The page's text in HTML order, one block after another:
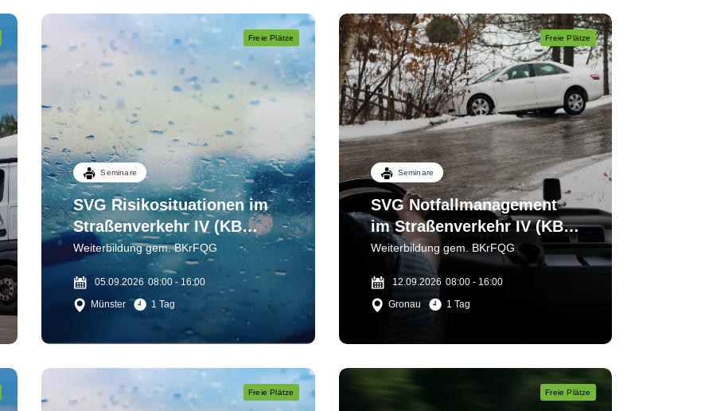
Freie Plätze
Seminare
SVG Risikosituationen im
Straßenverkehr IV (KB
1)Wahrnehmen -
einschätzen - bewältigen
Weiterbildung gem. BKrFQG
05.09.2026 08:00 - 16:00
Münster
1 Tag
Freie Plätze
Seminare
SVG Notfallmanagement
im Straßenverkehr IV (KB
3) Sichern - bergen - helfen
Weiterbildung gem. BKrFQG
12.09.2026 08:00 - 16:00
Gronau
1 Tag
Freie Plätze Freie Plätze